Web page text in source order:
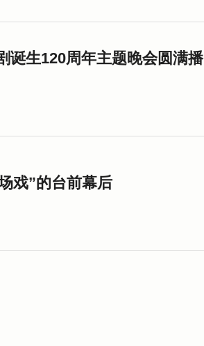
诞生120周年主题晚会圆满播
戏”的台前幕后